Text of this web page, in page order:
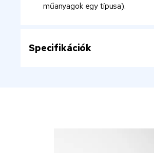
műanyagok egy típusa).
Specifikációk